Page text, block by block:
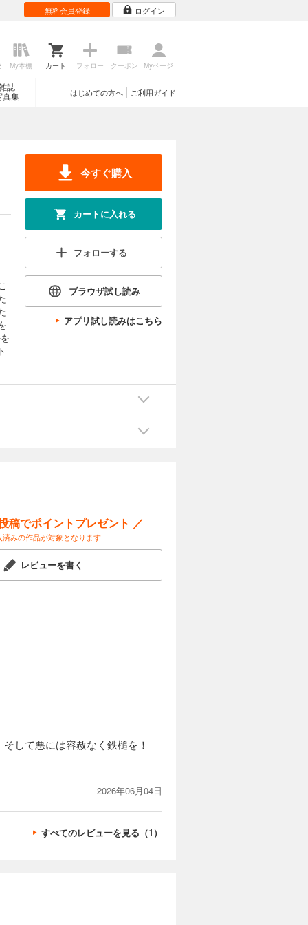
無料会員登録 ログイン
My本棚 カート フォロー クーポン Myページ
誌
真集
ご利用ガイド
はじめての方へ
今すぐ購入
カートに入れる
フォローする
ブラウザ試し読み
アプリ試し読みはこちら
稿でポイントプレゼント ／
済みの作品が対象となります
レビューを書く
して悪には容赦なく鉄槌を！
2026年06月04日
すべてのレビューを見る（1）